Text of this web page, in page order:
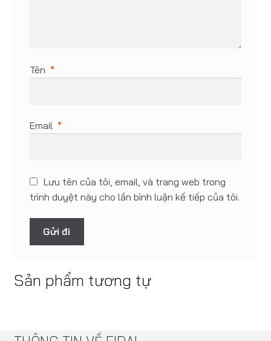
Tên *
Email *
Lưu tên của tôi, email, và trang web trong
trình duyệt này cho lần bình luận kế tiếp của tôi.
Sản phẩm tương tự